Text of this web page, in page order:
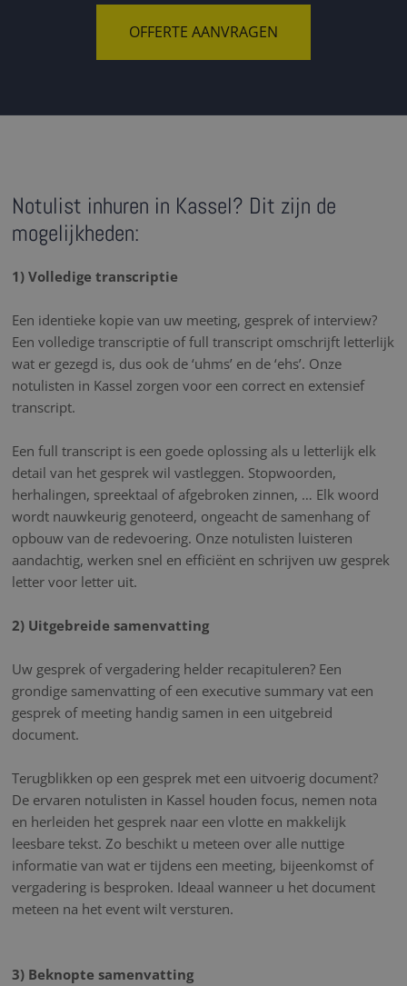
OFFERTE AANVRAGEN
Notulist inhuren in Kassel? Dit zijn de
mogelijkheden:
1) Volledige transcriptie
Een identieke kopie van uw meeting, gesprek of interview?
Een volledige transcriptie of full transcript omschrijft letterlijk
wat er gezegd is, dus ook de ‘uhms’ en de ‘ehs’. Onze
notulisten in Kassel zorgen voor een correct en extensief
transcript.
Een full transcript is een goede oplossing als u letterlijk elk
detail van het gesprek wil vastleggen. Stopwoorden,
herhalingen, spreektaal of afgebroken zinnen, … Elk woord
wordt nauwkeurig genoteerd, ongeacht de samenhang of
opbouw van de redevoering. Onze notulisten luisteren
aandachtig, werken snel en efficiënt en schrijven uw gesprek
letter voor letter uit.
2) Uitgebreide samenvatting
Uw gesprek of vergadering helder recapituleren? Een
grondige samenvatting of een executive summary vat een
gesprek of meeting handig samen in een uitgebreid
document.
Terugblikken op een gesprek met een uitvoerig document?
De ervaren notulisten in Kassel houden focus, nemen nota
en herleiden het gesprek naar een vlotte en makkelijk
leesbare tekst. Zo beschikt u meteen over alle nuttige
informatie van wat er tijdens een meeting, bijeenkomst of
vergadering is besproken. Ideaal wanneer u het document
meteen na het event wilt versturen.
3) Beknopte samenvatting